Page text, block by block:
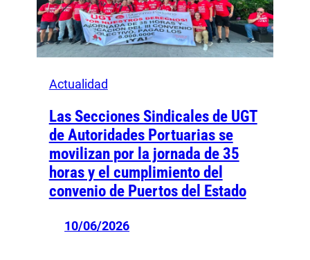
Actualidad
Las Secciones Sindicales de UGT
de Autoridades Portuarias se
movilizan por la jornada de 35
horas y el cumplimiento del
convenio de Puertos del Estado
10/06/2026